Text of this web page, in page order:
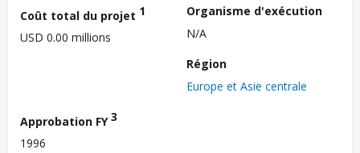
Coût total du projet 1
USD 0.00 millions
Organisme d'exécution
N/A
Région
Europe et Asie centrale
Approbation FY3
1996